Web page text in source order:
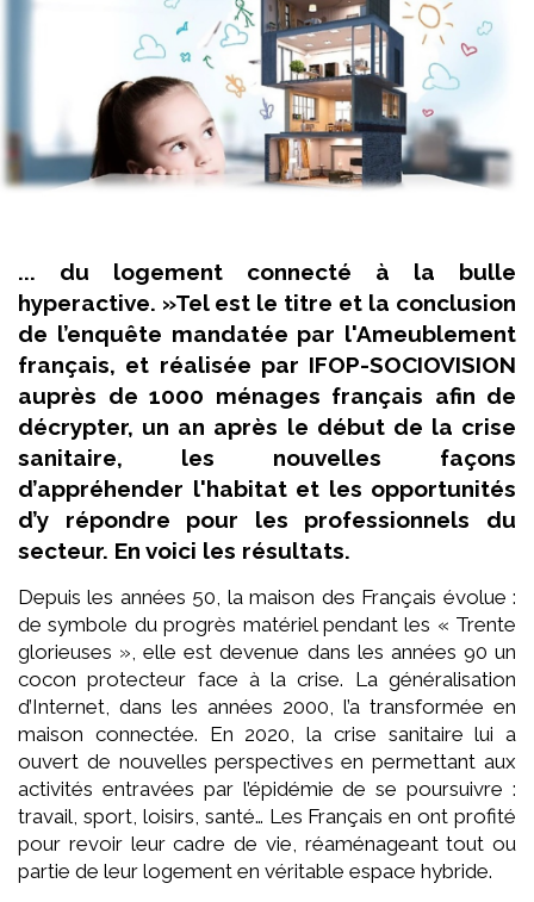
... du logement connecté à la bulle
hyperactive. »Tel est le titre et la conclusion
de l’enquête mandatée par l'Ameublement
français, et réalisée par IFOP-SOCIOVISION
auprès de 1000 ménages français afin de
décrypter, un an après le début de la crise
sanitaire, les nouvelles façons
d’appréhender l'habitat et les opportunités
d’y répondre pour les professionnels du
secteur. En voici les résultats.
Depuis les années 50, la maison des Français évolue :
de symbole du progrès matériel pendant les « Trente
glorieuses », elle est devenue dans les années 90 un
cocon protecteur face à la crise. La généralisation
d’Internet, dans les années 2000, l’a transformée en
maison connectée. En 2020, la crise sanitaire lui a
ouvert de nouvelles perspectives en permettant aux
activités entravées par l’épidémie de se poursuivre :
travail, sport, loisirs, santé… Les Français en ont profité
pour revoir leur cadre de vie, réaménageant tout ou
partie de leur logement en véritable espace hybride.